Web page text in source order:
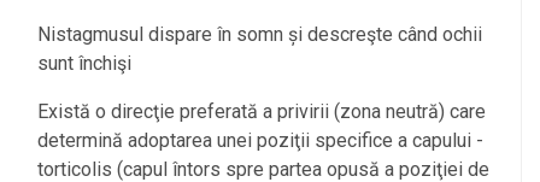
Nistagmusul dispare în somn și descreşte când ochii
sunt închişi
Există o direcţie preferată a privirii (zona neutră) care
determină adoptarea unei poziţii specifice a capului -
torticolis (capul întors spre partea opusă a poziţiei de